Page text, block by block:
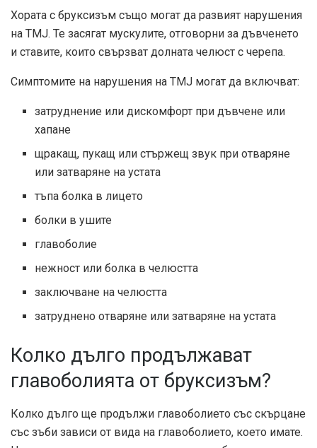
Хората с бруксизъм също могат да развият нарушения
на TMJ. Те засягат мускулите, отговорни за дъвченето
и ставите, които свързват долната челюст с черепа.
Симптомите на нарушения на TMJ могат да включват:
затруднение или дискомфорт при дъвчене или
хапане
щракащ, пукащ или стържещ звук при отваряне
или затваряне на устата
тъпа болка в лицето
болки в ушите
главоболие
нежност или болка в челюстта
заключване на челюстта
затруднено отваряне или затваряне на устата
Колко дълго продължават
главоболията от бруксизъм?
Колко дълго ще продължи главоболието със скърцане
със зъби зависи от вида на главоболието, което имате.